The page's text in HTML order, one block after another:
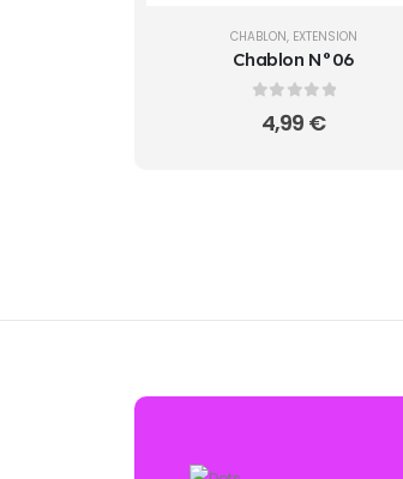
CHABLON, EXTENSION
Chablon N°06
sur 5
4,99 €